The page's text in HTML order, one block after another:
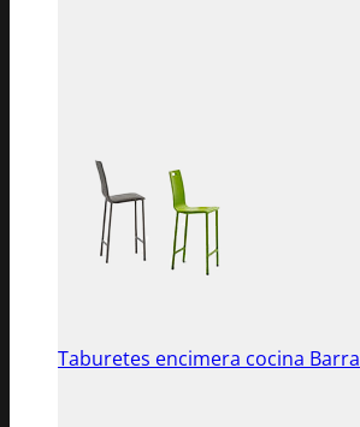
Taburetes encimera cocina Barra